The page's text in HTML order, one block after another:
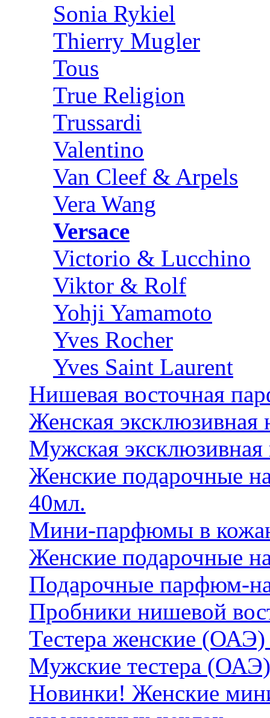
Sonia Rykiel
Thierry Mugler
Tous
True Religion
Trussardi
Valentino
Van Cleef & Arpels
Vera Wang
Versace
Victorio & Lucchino
Viktor & Rolf
Yohji Yamamoto
Yves Rocher
Yves Saint Laurent
Нишевая восточная
Женская
Мужская
Женские подарочные
40мл.
Мини-парфюмы в
Женские подарочные
Подарочные парфюм-
Пробники нишевой
Тестера женские (ОАЭ)
Мужские тестера (ОАЭ)
Новинки! Женские